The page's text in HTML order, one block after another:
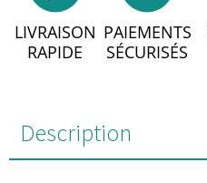
LIVRAISON
RAPIDE
PAIEMENTS
SÉCURISÉS
Description